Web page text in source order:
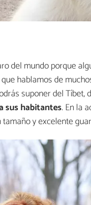
del mundo porque
hablamos de
suponer del Tíbet,
sus habitantes. En la
y excelente